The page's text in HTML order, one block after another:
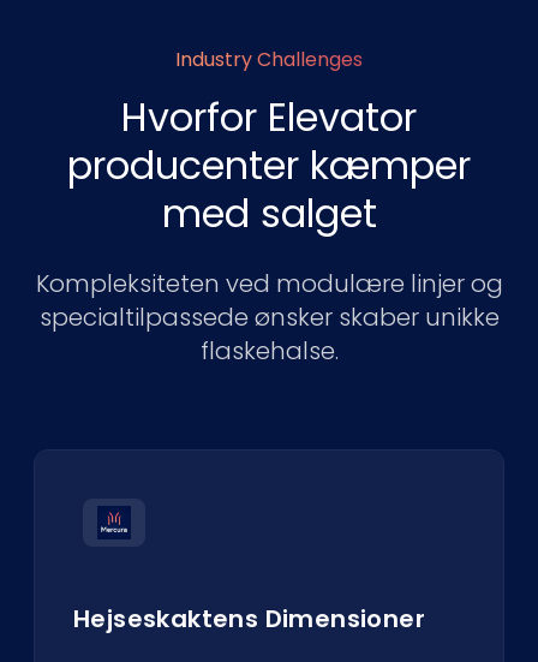
Industry Challenges
Hvorfor Elevator
producenter kæmper
med salget
Kompleksiteten ved modulære linjer og
specialtilpassede ønsker skaber unikke
flaskehalse.
Hejseskaktens Dimensioner